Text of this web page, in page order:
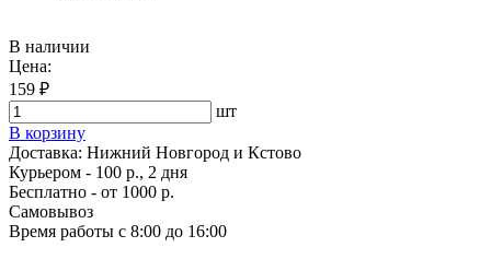
В наличии
Цена:
159 ₽
шт
В корзину
Доставка: Нижний Новгород и Кстово
Курьером - 100 р., 2 дня
Бесплатно - от 1000 р.
Самовывоз
Время работы с 8:00 до 16:00